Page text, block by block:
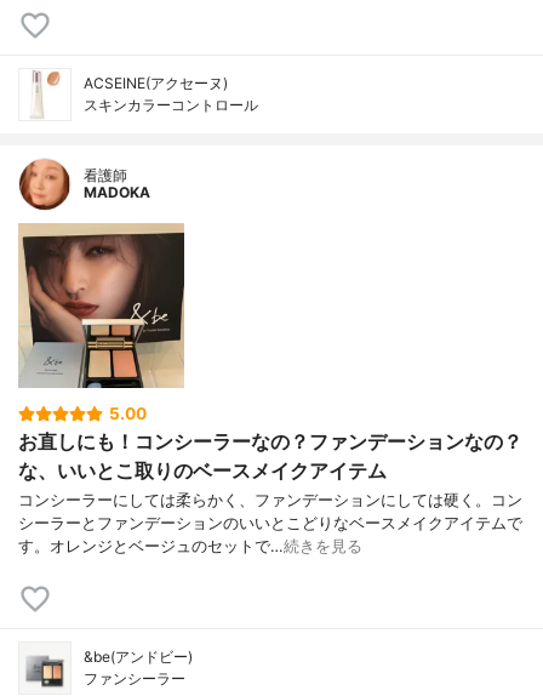
ACSEINE(アクセーヌ)
スキンカラーコントロール
看護師
MADOKA
5.00
お直しにも！コンシーラーなの？ファンデーションなの？
な、いいとこ取りのベースメイクアイテム
コンシーラーにしては柔らかく、ファンデーションにしては硬く。コン
シーラーとファンデーションのいいとこどりなベースメイクアイテムで
す。オレンジとベージュのセットで…続きを見る
&be(アンドビー)
ファンシーラー